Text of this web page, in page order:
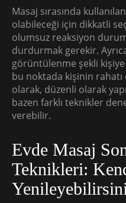
Masaj sırasında kullanılan
olabileceği için dikkatli
olumsuz reaksiyon
durdurmak gerekir.
görüntülenme şekli
bu noktada kişinin rahatı
olarak, düzenli olarak
bazen farklı teknikler
verebilir.
Evde Masaj
Teknikleri: